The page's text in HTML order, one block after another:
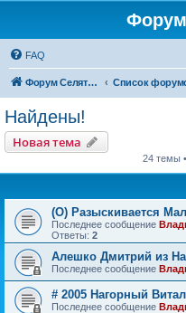
FAQ
Форум Селятино Список
Найдены!
Новая тема
24 темы
(О) Разыскивается
Последнее сообщение
Ответы: 2
Алешко Дмитрий из
Последнее сообщение
# 2005 Нагорный
Последнее сообщение